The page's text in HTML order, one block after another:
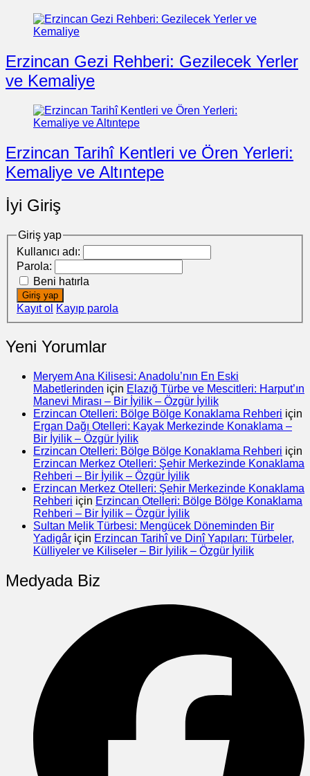
Erzincan Gezi Rehberi: Gezilecek Yerler
ve Kemaliye
Erzincan Tarihî Kentleri ve Ören Yerleri:
Kemaliye ve Altıntepe
İyi Giriş
Giriş yap
Kullanıcı adı:
Parola:
Beni hatırla
Giriş yap
Kayıt ol Kayıp parola
Yeni Yorumlar
Meryem Ana Kilisesi: Anadolu’nın En Eski
Mabetlerinden için Elazığ Türbe ve Mescitleri: Harput’ın
Manevi Mirası – Bir İyilik – Özgür İyilik
Erzincan Otelleri: Bölge Bölge Konaklama Rehberi için
Ergan Dağı Otelleri: Kayak Merkezinde Konaklama –
Bir İyilik – Özgür İyilik
Erzincan Otelleri: Bölge Bölge Konaklama Rehberi için
Erzincan Merkez Otelleri: Şehir Merkezinde Konaklama
Rehberi – Bir İyilik – Özgür İyilik
Erzincan Merkez Otelleri: Şehir Merkezinde Konaklama
Rehberi için Erzincan Otelleri: Bölge Bölge Konaklama
Rehberi – Bir İyilik – Özgür İyilik
Sultan Melik Türbesi: Mengücek Döneminden Bir
Yadigâr için Erzincan Tarihî ve Dinî Yapıları: Türbeler,
Külliyeler ve Kiliseler – Bir İyilik – Özgür İyilik
Medyada Biz